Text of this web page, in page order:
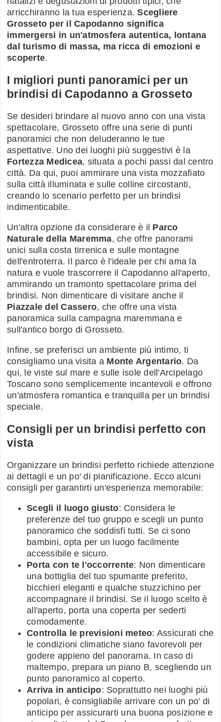
arricchiranno la tua esperienza.Scegliere
Grosseto per il Capodanno significa
immergersi in un'atmosfera autentica, lontana
dal turismo di massa, ma ricca di emozioni e
scoperte.
I migliori punti panoramici per un
brindisi di Capodanno a Grosseto
Se desideri brindare al nuovo anno con una vista
spettacolare, Grosseto offre una serie di punti
panoramici che non deluderanno le tue
aspettative. Uno dei luoghi più suggestivi è la
Fortezza Medicea, situata a pochi passi dal centro
città. Da qui, puoi ammirare una vista mozzafiato
sulla città illuminata e sulle colline circostanti,
creando lo scenario perfetto per un brindisi
indimenticabile.
Un'altra opzione da considerare è il Parco
Naturale della Maremma, che offre panorami
unici sulla costa tirrenica e sulle montagne
dell'entroterra. Il parco è l'ideale per chi ama la
natura e vuole trascorrere il Capodanno all'aperto,
ammirando un tramonto spettacolare prima del
brindisi. Non dimenticare di visitare anche il
Piazzale del Cassero, che offre una vista
panoramica sulla campagna maremmana e
sull'antico borgo di Grosseto.
Infine, se preferisci un ambiente più intimo, ti
consigliamo una visita a Monte Argentario. Da
qui, le viste sul mare e sulle isole dell'Arcipelago
Toscano sono semplicemente incantevoli e offrono
un'atmosfera romantica e tranquilla per un brindisi
speciale.
Consigli per un brindisi perfetto con
vista
Organizzare un brindisi perfetto richiede attenzione
ai dettagli e un po' di pianificazione. Ecco alcuni
consigli per garantirti un'esperienza memorabile:
Scegli il luogo giusto: Considera le
preferenze del tuo gruppo e scegli un punto
panoramico che soddisfi tutti. Se ci sono
bambini, opta per un luogo facilmente
accessibile e sicuro.
Porta con te l'occorrente: Non dimenticare
una bottiglia del tuo spumante preferito,
bicchieri eleganti e qualche stuzzichino per
accompagnare il brindisi. Se il luogo scelto è
all'aperto, porta una coperta per sederti
comodamente.
Controlla le previsioni meteo: Assicurati che
le condizioni climatiche siano favorevoli per
godere appieno del panorama. In caso di
maltempo, prepara un piano B, scegliendo un
punto panoramico al coperto.
Arriva in anticipo: Soprattutto nei luoghi più
popolari, è consigliabile arrivare con un po' di
anticipo per assicurarti una buona posizione e